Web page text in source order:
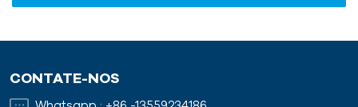
CONTATE-NOS